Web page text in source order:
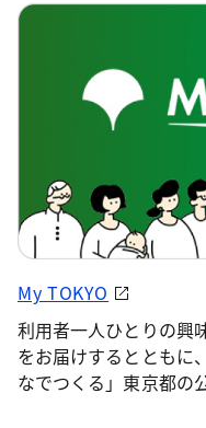
My TOKYO
利用者一人ひとりの興
をお届けするとともに
なでつくる」東京都の